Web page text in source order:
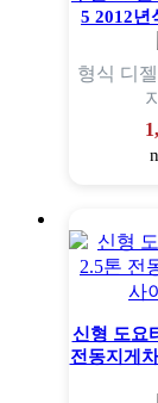
5 2012
형식 디
신형 도요
전동지게